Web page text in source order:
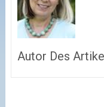
Autor Des